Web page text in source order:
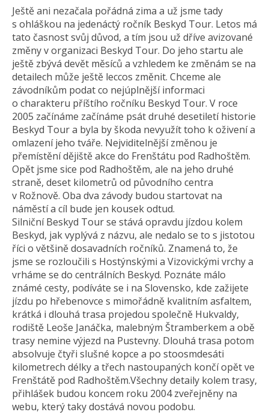
Ještě ani nezačala pořádná zima a už jsme tady
s ohláškou na jedenáctý ročník Beskyd Tour. Letos má
tato časnost svůj důvod, a tím jsou už dříve avizované
změny v organizaci Beskyd Tour. Do jeho startu ale
ještě zbývá devět měsíců a vzhledem ke změnám se na
detailech může ještě leccos změnit. Chceme ale
závodníkům podat co nejúplnější informaci
o charakteru příštího ročníku Beskyd Tour. V roce
2005 začínáme začínáme psát druhé desetiletí historie
Beskyd Tour a byla by škoda nevyužít toho k oživení a
omlazení jeho tváře. Nejviditelnější změnou je
přemístění dějiště akce do Frenštátu pod Radhoštěm.
Opět jsme sice pod Radhoštěm, ale na jeho druhé
straně, deset kilometrů od původního centra
v Rožnově. Oba dva závody budou startovat na
náměstí a cíl bude jen kousek odtud.
Silniční Beskyd Tour se stává opravdu jízdou kolem
Beskyd, jak vyplývá z názvu, ale nedalo se to s jistotou
říci o většině dosavadních ročníků. Znamená to, že
jsme se rozloučili s Hostýnskými a Vizovickými vrchy a
vrháme se do centrálních Beskyd. Poznáte málo
známé cesty, podíváte se i na Slovensko, kde zažijete
jízdu po hřebenovce s mimořádně kvalitním asfaltem,
krátká i dlouhá trasa projedou společně Hukvaldy,
rodiště Leoše Janáčka, malebným Štramberkem a obě
trasy nemine výjezd na Pustevny. Dlouhá trasa potom
absolvuje čtyři slušné kopce a po stoosmdesáti
kilometrech délky a třech nastoupaných končí opět ve
Frenštátě pod Radhoštěm.Všechny detaily kolem trasy,
přihlášek budou koncem roku 2004 zveřejněny na
webu, který taky dostává novou podobu.